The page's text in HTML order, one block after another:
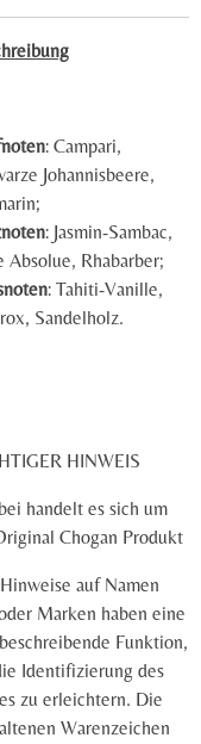
: Campari,
Johannisbeere,
: Jasmin-Sambac,
Absolue, Rhabarber;
: Tahiti-Vanille,
Sandelholz.
HINWEIS
handelt es sich um
Chogan Produkt
auf Namen
Marken haben eine
Funktion,
Identifizierung des
zu erleichtern. Die
Warenzeichen